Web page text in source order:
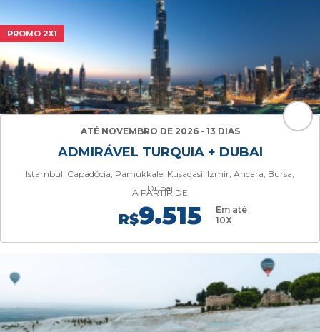
PROMO 2X1
ATÉ NOVEMBRO DE 2026 - 13 DIAS
ADMIRÁVEL TURQUIA + DUBAI
Istambul, Capadócia, Pamukkale, Kusadasi, Izmir, Ancara, Bursa,
Dubai
A PARTIR DE
R$9.515
Em até
10X